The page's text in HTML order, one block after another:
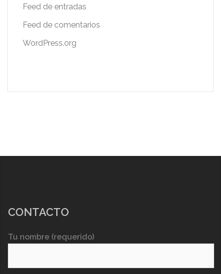
Feed de entradas
Feed de comentarios
WordPress.org
CONTACTO
Tu nombre (requerido)